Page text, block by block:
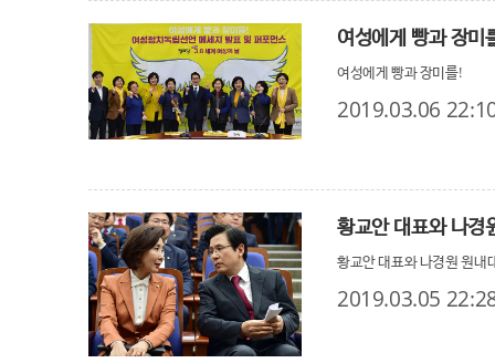
여성에게 빵과 장미
여성에게 빵과 장미를!
2019.03.06
황교안 대표와 나경
황교안 대표와 나경원 원내
2019.03.05